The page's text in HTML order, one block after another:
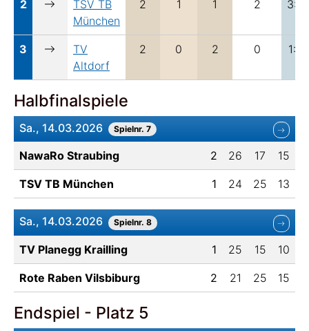
2
TSV TB
München
2 1 1 2 3:2
3
TV
Altdorf
2 0 2 0 1:4
Halbfinalspiele
Sa., 14.03.2026 Spielnr. 7
NawaRo Straubing 2 26 17 15
TSV TB München 1 24 25 13
Sa., 14.03.2026 Spielnr. 8
TV Planegg Krailling 1 25 15 10
Rote Raben Vilsbiburg 2 21 25 15
Endspiel - Platz 5